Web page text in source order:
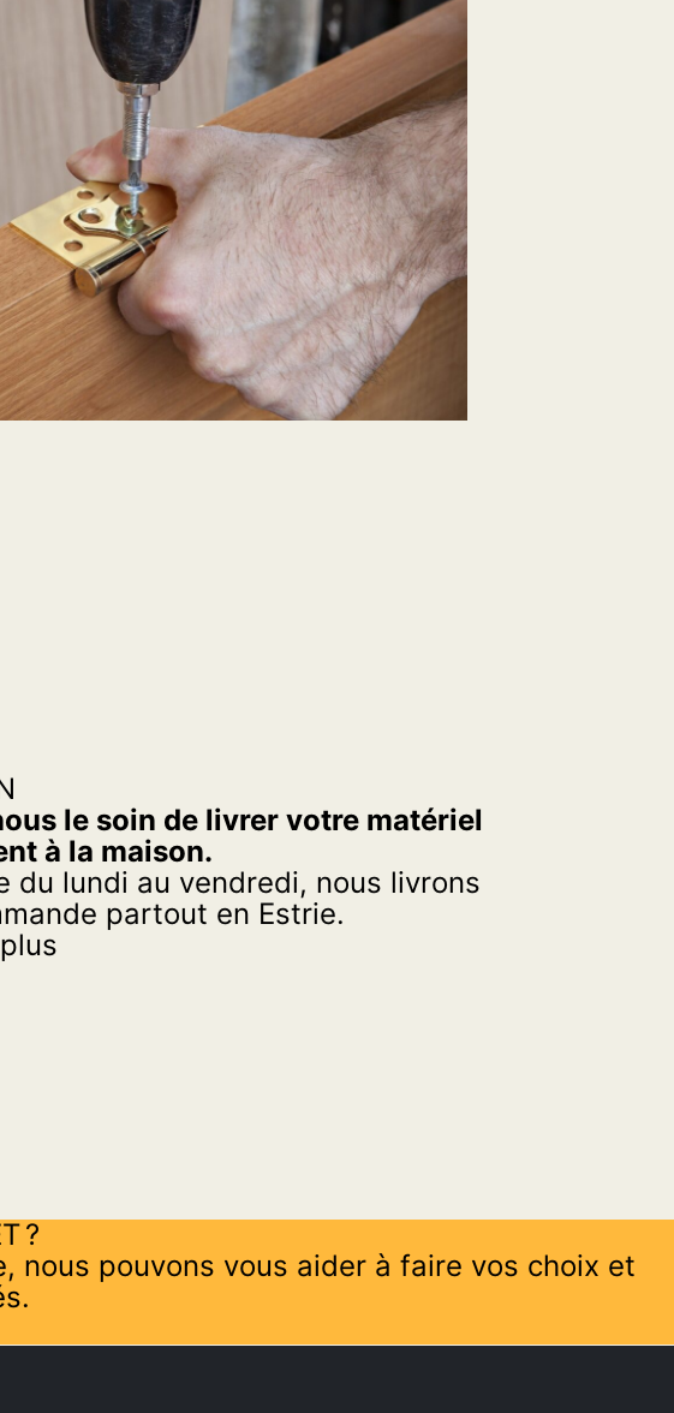
le soin de livrer votre matériel
à la maison.
du lundi au vendredi, nous livrons
partout en Estrie.
?
nous pouvons vous aider à faire vos choix et